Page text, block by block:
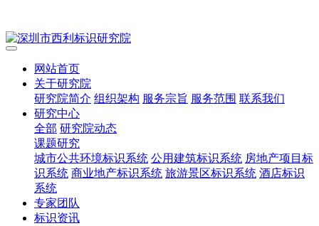
网站首页
关于研究院
研究院简介 组织架构 服务宗旨 服务范围 联系我们
研究中心
全部 研究院动态
课题研究
城市公共环境标识系统 公用建筑标识系统 房地产项目标
识系统 商业地产标识系统 旅游景区标识系统 酒店标识
系统
专家团队
标识资讯